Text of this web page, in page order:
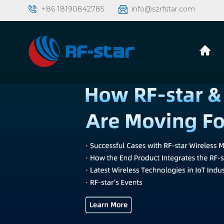
+86 18190842785 info@szrfstar.com